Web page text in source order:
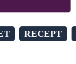
RECEPT